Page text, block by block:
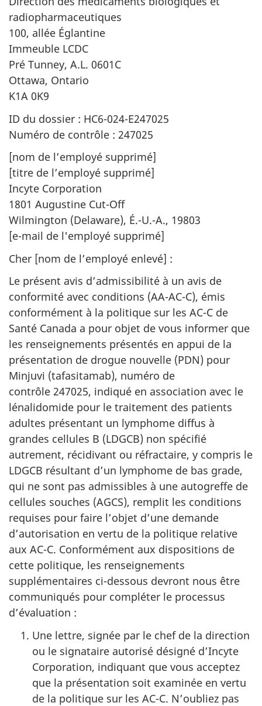
radiopharmaceutiques
100, allée Églantine
Immeuble LCDC
Pré Tunney, A.L. 0601C
Ottawa, Ontario
K1A 0K9
ID du dossier : HC6-024-E247025
Numéro de contrôle : 247025
[nom de l’employé supprimé]
[titre de l’employé supprimé]
Incyte Corporation
1801 Augustine Cut-Off
Wilmington (Delaware), É.-U.-A., 19803
[e-mail de l'employé supprimé]
Cher [nom de l’employé enlevé] :
Le présent avis d’admissibilité à un avis de
conformité avec conditions (AA-AC-C), émis
conformément à la politique sur les AC-C de
Santé Canada a pour objet de vous informer que
les renseignements présentés en appui de la
présentation de drogue nouvelle (PDN) pour
Minjuvi (tafasitamab), numéro de
contrôle 247025, indiqué en association avec le
lénalidomide pour le traitement des patients
adultes présentant un lymphome diffus à
grandes cellules B (LDGCB) non spécifié
autrement, récidivant ou réfractaire, y compris le
LDGCB résultant d’un lymphome de bas grade,
qui ne sont pas admissibles à une autogreffe de
cellules souches (AGCS), remplit les conditions
requises pour faire l’objet d’une demande
d’autorisation en vertu de la politique relative
aux AC-C. Conformément aux dispositions de
cette politique, les renseignements
supplémentaires ci-dessous devront nous être
communiqués pour compléter le processus
d’évaluation :
Une lettre, signée par le chef de la direction
ou le signataire autorisé désigné d’Incyte
Corporation, indiquant que vous acceptez
que la présentation soit examinée en vertu
de la politique sur les AC-C. N’oubliez pas